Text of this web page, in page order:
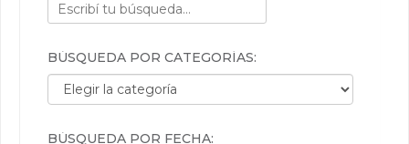
BÚSQUEDA POR CATEGORÍAS:
Búsqueda por categorías:
BÚSQUEDA POR FECHA: